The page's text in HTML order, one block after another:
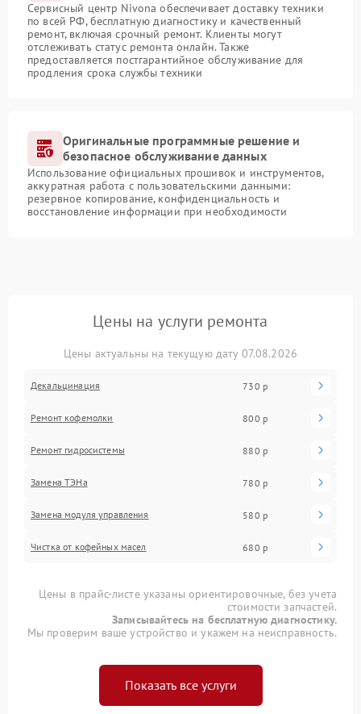
Сервисный центр Nivona обеспечивает доставку техники
по всей РФ, бесплатную диагностику и качественный
ремонт, включая срочный ремонт. Клиенты могут
отслеживать статус ремонта онлайн. Также
предоставляется постгарантийное обслуживание для
продления срока службы техники
Оригинальные программные решение и
безопасное обслуживание данных
Использование официальных прошивок и инструментов,
аккуратная работа с пользовательскими данными:
резервное копирование, конфиденциальность и
восстановление информации при необходимости
Цены на услуги ремонта
Цены актуальны на текущую дату 07.08.2026
Декальцинация 730 р
Ремонт кофемолки 800 р
Ремонт гидросистемы 880 р
Замена ТЭНа 780 р
Замена модуля управления 580 р
Чистка от кофейных масел 680 р
Цены в прайс-листе указаны ориентировочные, без учета
стоимости запчастей.
Записывайтесь на бесплатную диагностику.
Мы проверим ваше устройство и укажем на неисправность.
Показать все услуги